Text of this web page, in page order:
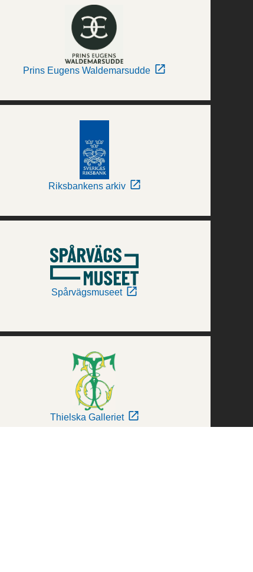
Prins Eugens Waldemarsudde
Riksbankens arkiv
Spårvägsmuseet
Thielska Galleriet